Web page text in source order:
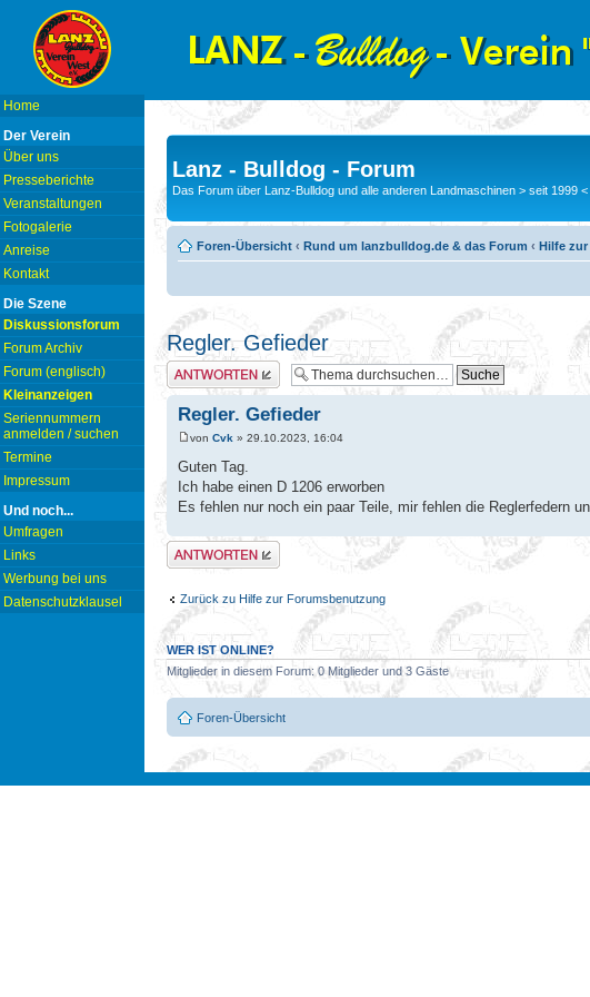
Home
Der Verein
Über uns
Presseberichte
Veranstaltungen
Fotogalerie
Anreise
Kontakt
Die Szene
Diskussionsforum
Forum Archiv
Forum (englisch)
Kleinanzeigen
Seriennummern
anmelden / suchen
Termine
Impressum
Und noch...
Umfragen
Links
Werbung bei uns
Datenschutzklausel
Lanz - Bulldog - Forum
Das Forum über Lanz-Bulldog und alle anderen Landmaschinen > seit 1999
Foren-Übersicht ‹ Rund um lanzbulldog.de & das Forum ‹ Hilfe
Regler. Gefieder
Antwort erstellen
Regler. Gefieder
von Cvk » 29.10.2023, 16:04
Guten Tag.
Ich habe einen D 1206 erworben
Es fehlen nur noch ein paar Teile, mir fehlen die Reglerfedern
Antwort erstellen
Zurück zu Hilfe zur Forumsbenutzung
WER IST ONLINE?
Mitglieder in diesem Forum: 0 Mitglieder und 3 Gäste
Foren-Übersicht